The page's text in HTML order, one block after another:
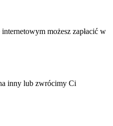
możesz zapłacić w
inny lub zwrócimy Ci